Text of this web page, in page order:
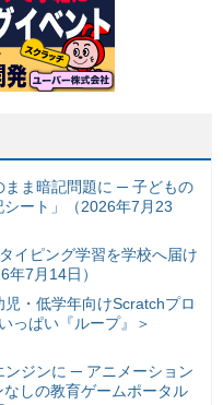
ま暗記問題に ─ 子どもの
ート」（2026年7月23
イピング学習を学校へ届け
7月14日）
・低学年向けScratchプロ
っぱい『ループ』＞
ンジンに ─ アニメーション
しの教育ゲームポータル